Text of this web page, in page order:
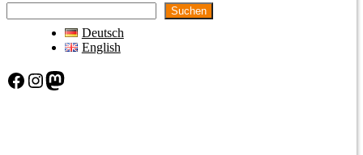
Suchen
Deutsch
English
Facebook Instagram Mastodon